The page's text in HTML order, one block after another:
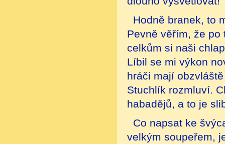
Hodně branek, to
Pevně věřím, že
celkům si naši
Líbil se mi výkon
hráči mají
Stuchlík rozmluví.
habadějů, a to je
Co napsat ke
velkým soupeřem,